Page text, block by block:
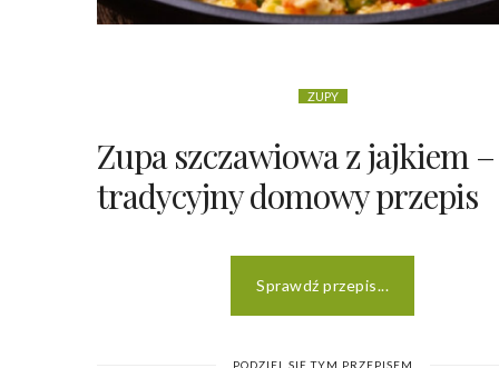
ZUPY
Zupa szczawiowa z jajkiem –
tradycyjny domowy przepis
Sprawdź przepis...
PODZIEL SIĘ TYM PRZEPISEM